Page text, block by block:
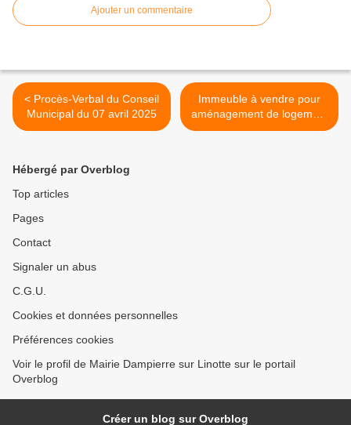
Ajouter un commentaire
< Procès-Verbal du Conseil
Municipal du 07 avril 2025
Immeuble à vendre pour
aménagement de logement
>
Hébergé par Overblog
Top articles
Pages
Contact
Signaler un abus
C.G.U.
Cookies et données personnelles
Préférences cookies
Voir le profil de Mairie Dampierre sur Linotte sur le portail
Overblog
Créer un blog sur Overblog